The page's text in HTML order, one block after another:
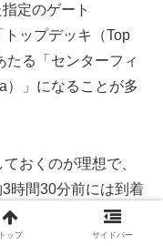
定のゲート
トップデッキ（Top
たる「センターフィ
）」になることが多
おくのが理想で、
時間30分前には到着
トップ サイドバー